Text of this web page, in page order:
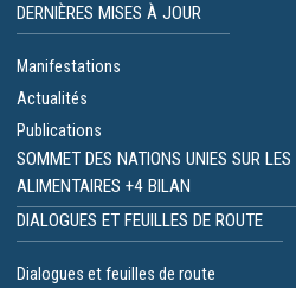
DERNIÈRES MISES À JOUR
Manifestations
Actualités
Publications
SOMMET DES NATIONS UNIES SUR LES
ALIMENTAIRES +4 BILAN
DIALOGUES ET FEUILLES DE ROUTE
Dialogues et feuilles de route